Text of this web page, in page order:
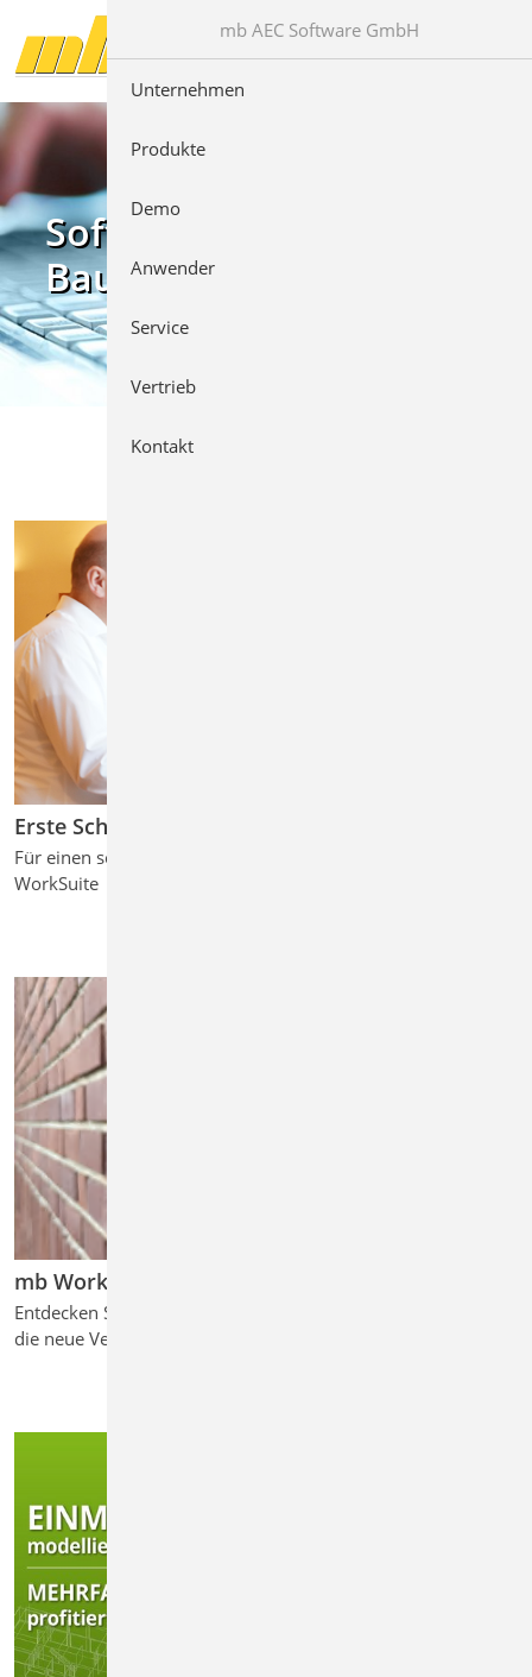
Direkt zur Hauptnavigation springen
Direkt zum Inhalt springen
Software für das
Bauwesen
Erste Schritte
Für einen schnellen und effizienten Einstieg in die mb
WorkSuite
mb WorkSuite 2026
Entdecken Sie die
die neue Version ...
mb AEC Software GmbH
Unternehmen
Produkte
Demo
Anwender
Service
Vertrieb
Kontakt